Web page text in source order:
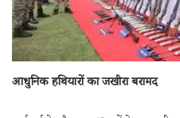
आधुनिक हथियारों का जखीरा बरामद